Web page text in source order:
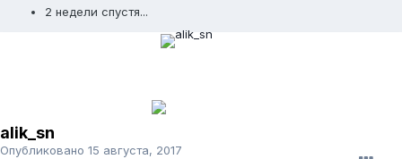
2 недели спустя...
alik_sn
Опубликовано 15 августа, 2017